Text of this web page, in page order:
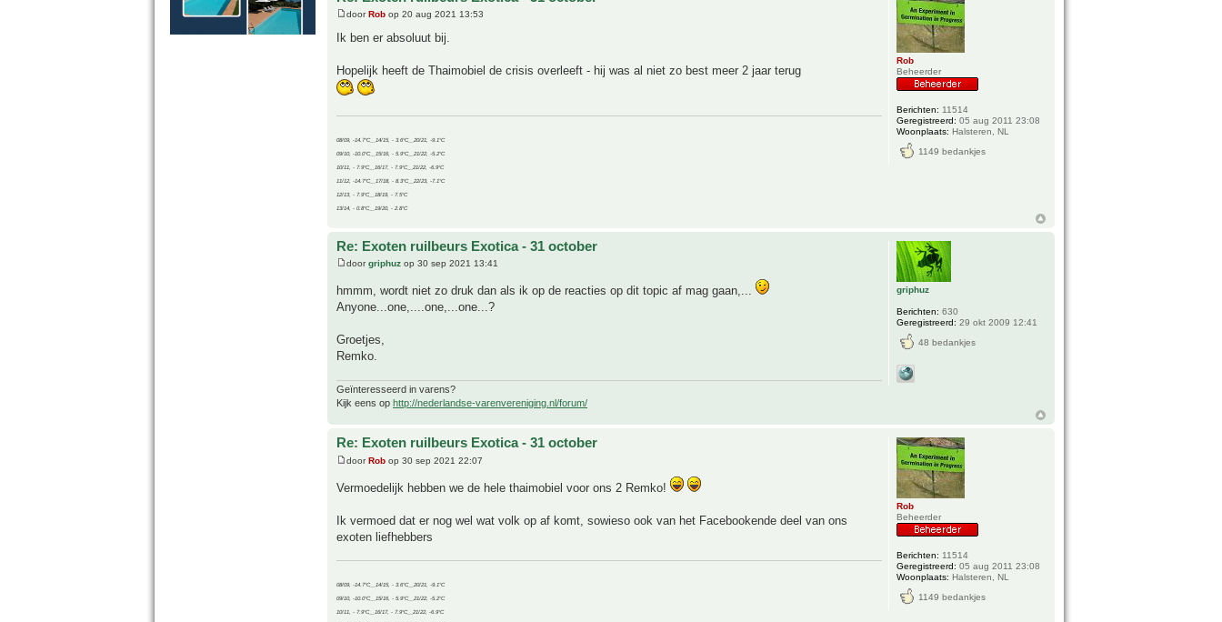
doorRob op 20 aug 2021 13:53
Ik ben er absoluut bij.
Hopelijk heeft de Thaimobiel de crisis overleeft - hij was al niet zo best meer 2 jaar terug
08/09, -14.7°C__14/15, - 3.6°C__20/21, -9.1°C
09/10, -10.0°C__15/16, - 5.9°C__21/22, -5.2°C
10/11, - 7.9°C__16/17, - 7.9°C__21/22, -6.9°C
11/12, -14.7°C__17/18, - 8.3°C__22/23, -7.1°C
12/13, - 7.9°C__18/19, - 7.5°C
13/14, - 0.8°C__19/20, - 2.8°C
Rob
Beheerder
Berichten: 11514
Geregistreerd: 05 aug 2011 23:08
Woonplaats: Halsteren, NL
1149 bedankjes
Re: Exoten ruilbeurs Exotica - 31 october
doorgriphuz op 30 sep 2021 13:41
hmmm, wordt niet zo druk dan als ik op de reacties op dit topic af mag gaan,...
Anyone...one,....one,...one...?
Groetjes,
Remko.
Geïnteresseerd in varens?
Kijk eens op http://nederlandse-varenvereniging.nl/forum/
griphuz
Berichten: 630
Geregistreerd: 29 okt 2009 12:41
48 bedankjes
Re: Exoten ruilbeurs Exotica - 31 october
doorRob op 30 sep 2021 22:07
Vermoedelijk hebben we de hele thaimobiel voor ons 2 Remko!
Ik vermoed dat er nog wel wat volk op af komt, sowieso ook van het Facebookende deel van ons
exoten liefhebbers
08/09, -14.7°C__14/15, - 3.6°C__20/21, -9.1°C
09/10, -10.0°C__15/16, - 5.9°C__21/22, -5.2°C
10/11, - 7.9°C__16/17, - 7.9°C__21/22, -6.9°C
Rob
Beheerder
Berichten: 11514
Geregistreerd: 05 aug 2011 23:08
Woonplaats: Halsteren, NL
1149 bedankjes